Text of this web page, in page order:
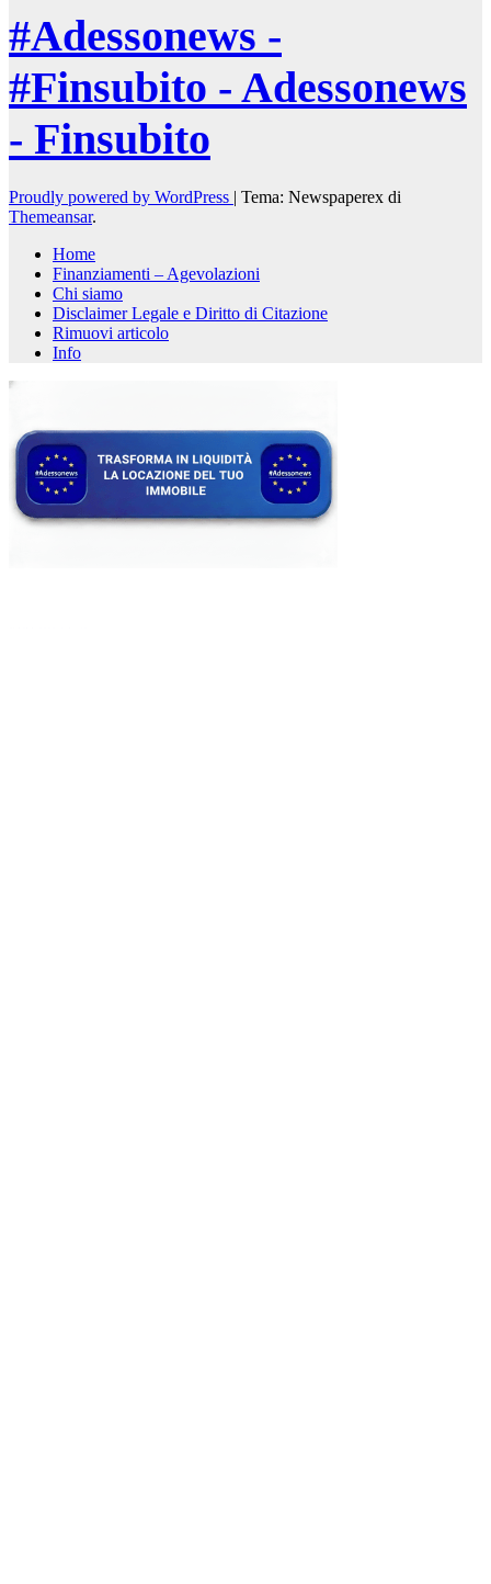
#Adessonews -
#Finsubito - Adessonews
- Finsubito
Proudly powered by WordPress
Tema: Newspaperex di
Themeansar.
Home
Finanziamenti – Agevolazioni
Chi siamo
Disclaimer Legale e Diritto di Citazione
Rimuovi articolo
Info